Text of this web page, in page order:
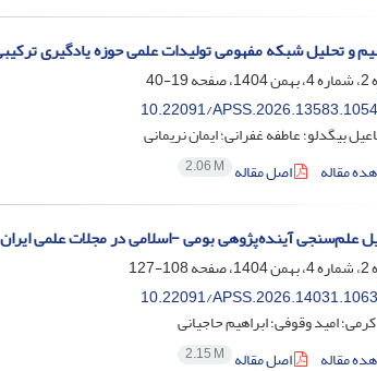
و تحلیل شبکه مفهومی تولیدات علمی حوزه یادگیری
19-40
10.22091/APSS.2026.13583.1054
بیگدلو؛ عاطفه غفرانی؛ ایمان نریمانی
مقاله
اصل مقاله 2.06 M
علم‌سنجی آینده‌پژوهی بومی -اسلامی در مجلات علمی ایران
108-127
10.22091/APSS.2026.14031.1063
امید وقوفی؛ ابراهیم حاجیانی
مقاله
اصل مقاله 2.15 M